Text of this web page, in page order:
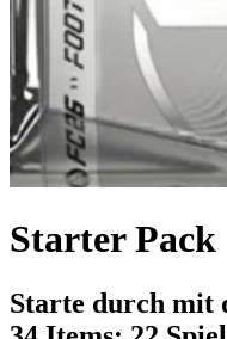
Starter Pack
Starte durch mit